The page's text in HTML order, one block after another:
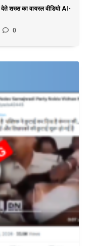
शख्स का वायरल वीडियो AI-
0